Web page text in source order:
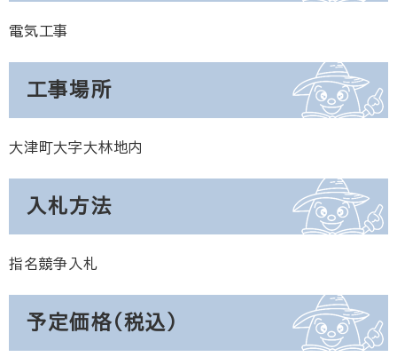
電気工事
工事場所
大津町大字大林地内
入札方法
指名競争入札
予定価格（税込）